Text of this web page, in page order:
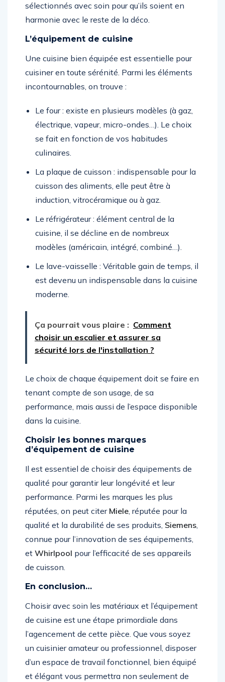
sélectionnés avec soin pour qu’ils soient en
harmonie avec le reste de la déco.
L’équipement de cuisine
Une cuisine bien équipée est essentielle pour
cuisiner en toute sérénité. Parmi les éléments
incontournables, on trouve :
Le four : existe en plusieurs modèles (à gaz,
électrique, vapeur, micro-ondes…). Le choix
se fait en fonction de vos habitudes
culinaires.
La plaque de cuisson : indispensable pour la
cuisson des aliments, elle peut être à
induction, vitrocéramique ou à gaz.
Le réfrigérateur : élément central de la
cuisine, il se décline en de nombreux
modèles (américain, intégré, combiné…).
Le lave-vaisselle : Véritable gain de temps, il
est devenu un indispensable dans la cuisine
moderne.
Ça pourrait vous plaire : Comment
choisir un escalier et assurer sa
sécurité lors de l'installation ?
Le choix de chaque équipement doit se faire en
tenant compte de son usage, de sa
performance, mais aussi de l’espace disponible
dans la cuisine.
Choisir les bonnes marques
d’équipement de cuisine
Il est essentiel de choisir des équipements de
qualité pour garantir leur longévité et leur
performance. Parmi les marques les plus
réputées, on peut citer Miele, réputée pour la
qualité et la durabilité de ses produits, Siemens,
connue pour l’innovation de ses équipements,
et Whirlpool pour l’efficacité de ses appareils
de cuisson.
En conclusion…
Choisir avec soin les matériaux et l’équipement
de cuisine est une étape primordiale dans
l’agencement de cette pièce. Que vous soyez
un cuisinier amateur ou professionnel, disposer
d’un espace de travail fonctionnel, bien équipé
et élégant vous permettra non seulement de